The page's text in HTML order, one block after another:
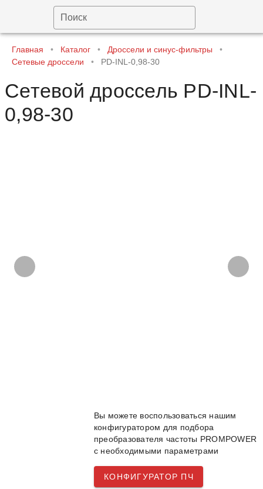
Поиск
Главная • Каталог • Дроссели и синус-фильтры
•
Сетевые дроссели
• PD-INL-0,98-30
Сетевой дроссель PD-INL-
0,98-30
Вы можете воспользоваться нашим
конфигуратором для подбора
преобразователя частоты PROMPOWER
с необходимыми параметрами
КОНФИГУРАТОР ПЧ